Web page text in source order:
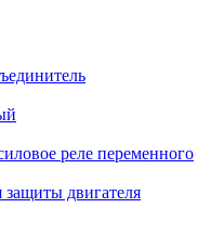
реле переменного
двигателя